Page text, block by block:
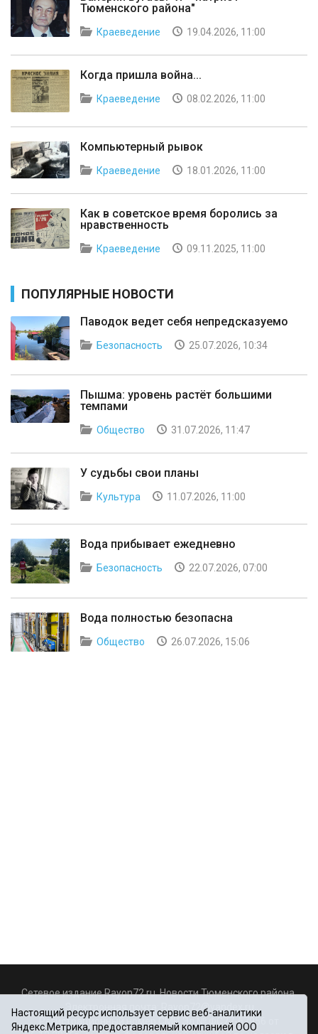
Тюменского района"
Краеведение 19.04.2026, 11:00
Когда пришла война...
Краеведение 08.02.2026, 11:00
Компьютерный рывок
Краеведение 18.01.2026, 11:00
Как в советское время боролись за
нравственность
Краеведение 09.11.2025, 11:00
ПОПУЛЯРНЫЕ НОВОСТИ
Паводок ведет себя непредсказуемо
Безопасность 25.07.2026, 10:34
Пышма: уровень растёт большими
темпами
Общество 31.07.2026, 11:47
У судьбы свои планы
Культура 11.07.2026, 11:00
Вода прибывает ежедневно
Безопасность 22.07.2026, 07:00
Вода полностью безопасна
Общество 26.07.2026, 15:06
Сетевое издание Rayon72.ru. Новости Тюменского района.
Rayon72@yandex.ru
Регистрационный номер СМИ Эл № ФС77-67956 от
Настоящий ресурс использует сервис веб-аналитики
Яндекс.Метрика, предоставляемый компанией ООО